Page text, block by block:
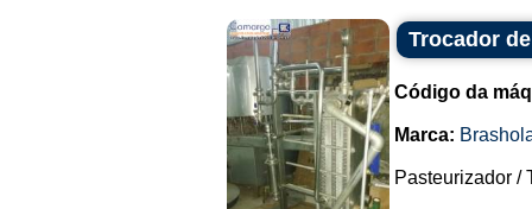
Trocador
Código da
Marca:
Pasteurizador /